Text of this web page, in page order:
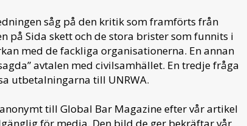
såg på den kritik som framförts från
på Sida skett och de stora brister som funnits i
med de fackliga organisationerna. En annan
avtalen med civilsamhället. En tredje fråga
utbetalningarna till UNRWA.
till Global Bar Magazine efter vår artikel
för media. Den bild de ger bekräftar vår